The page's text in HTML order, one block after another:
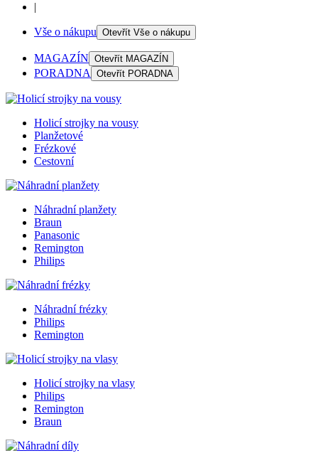
|
Vše o nákupu Otevřít Vše o nákupu
MAGAZÍN Otevřít MAGAZÍN
PORADNA Otevřít PORADNA
Holicí strojky na vousy
Planžetové
Frézkové
Cestovní
Náhradní planžety
Braun
Panasonic
Remington
Philips
Náhradní frézky
Philips
Remington
Holicí strojky na vlasy
Philips
Remington
Braun